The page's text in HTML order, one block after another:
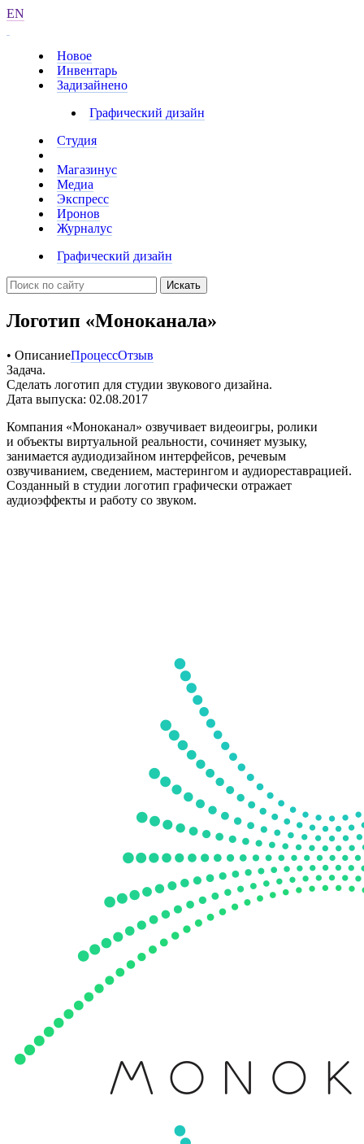
EN
Новое
Инвентарь
Задизайнено
Графический дизайн
Студия
Магазинус
Медиа
Экспресс
Иронов
Журналус
Графический дизайн
Искать
Логотип «Моноканала»
• ОписаниеПроцессОтзыв
Задача.
Сделать логотип для студии звукового дизайна.
Дата выпуска: 02.08.2017
Компания «Моноканал» озвучивает видеоигры, ролики
и объекты виртуальной реальности, сочиняет музыку,
занимается аудиодизайном интерфейсов, речевым
озвучиванием, сведением, мастерингом и аудиореставрацией.
Созданный в студии логотип графически отражает
аудиоэффекты и работу со звуком.